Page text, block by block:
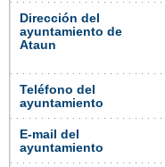
Dirección del
ayuntamiento de
Ataun
Teléfono del
ayuntamiento
E-mail del
ayuntamiento